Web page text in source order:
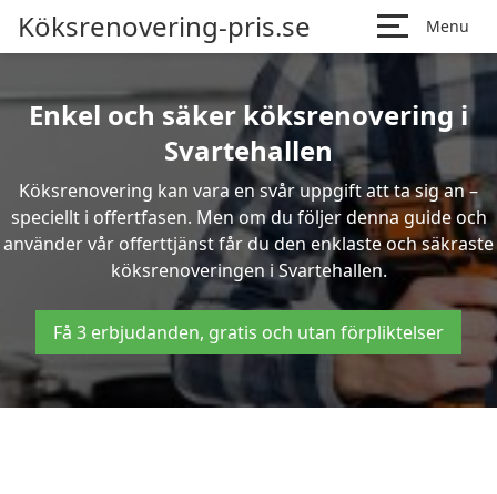
Köksrenovering-pris.se Menu
Enkel och säker köksrenovering i
Svartehallen
Köksrenovering kan vara en svår uppgift att ta sig an –
speciellt i offertfasen. Men om du följer denna guide och
använder vår offerttjänst får du den enklaste och säkraste
köksrenoveringen i Svartehallen.
Få 3 erbjudanden, gratis och utan förpliktelser